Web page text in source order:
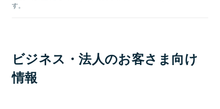
す。
ビジネス・法人のお客さま向け
情報